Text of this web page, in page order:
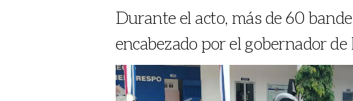
Durante el acto, más de 60
encabezado por el gobernador